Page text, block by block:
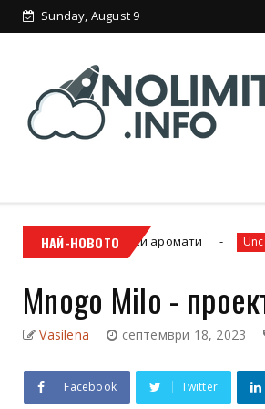
Sunday, August 9
НАЙ-НОВОТО
аромати Uncategorized
Mnogo Milo -
Vasilena септември 18, 2023
Facebook Twitter